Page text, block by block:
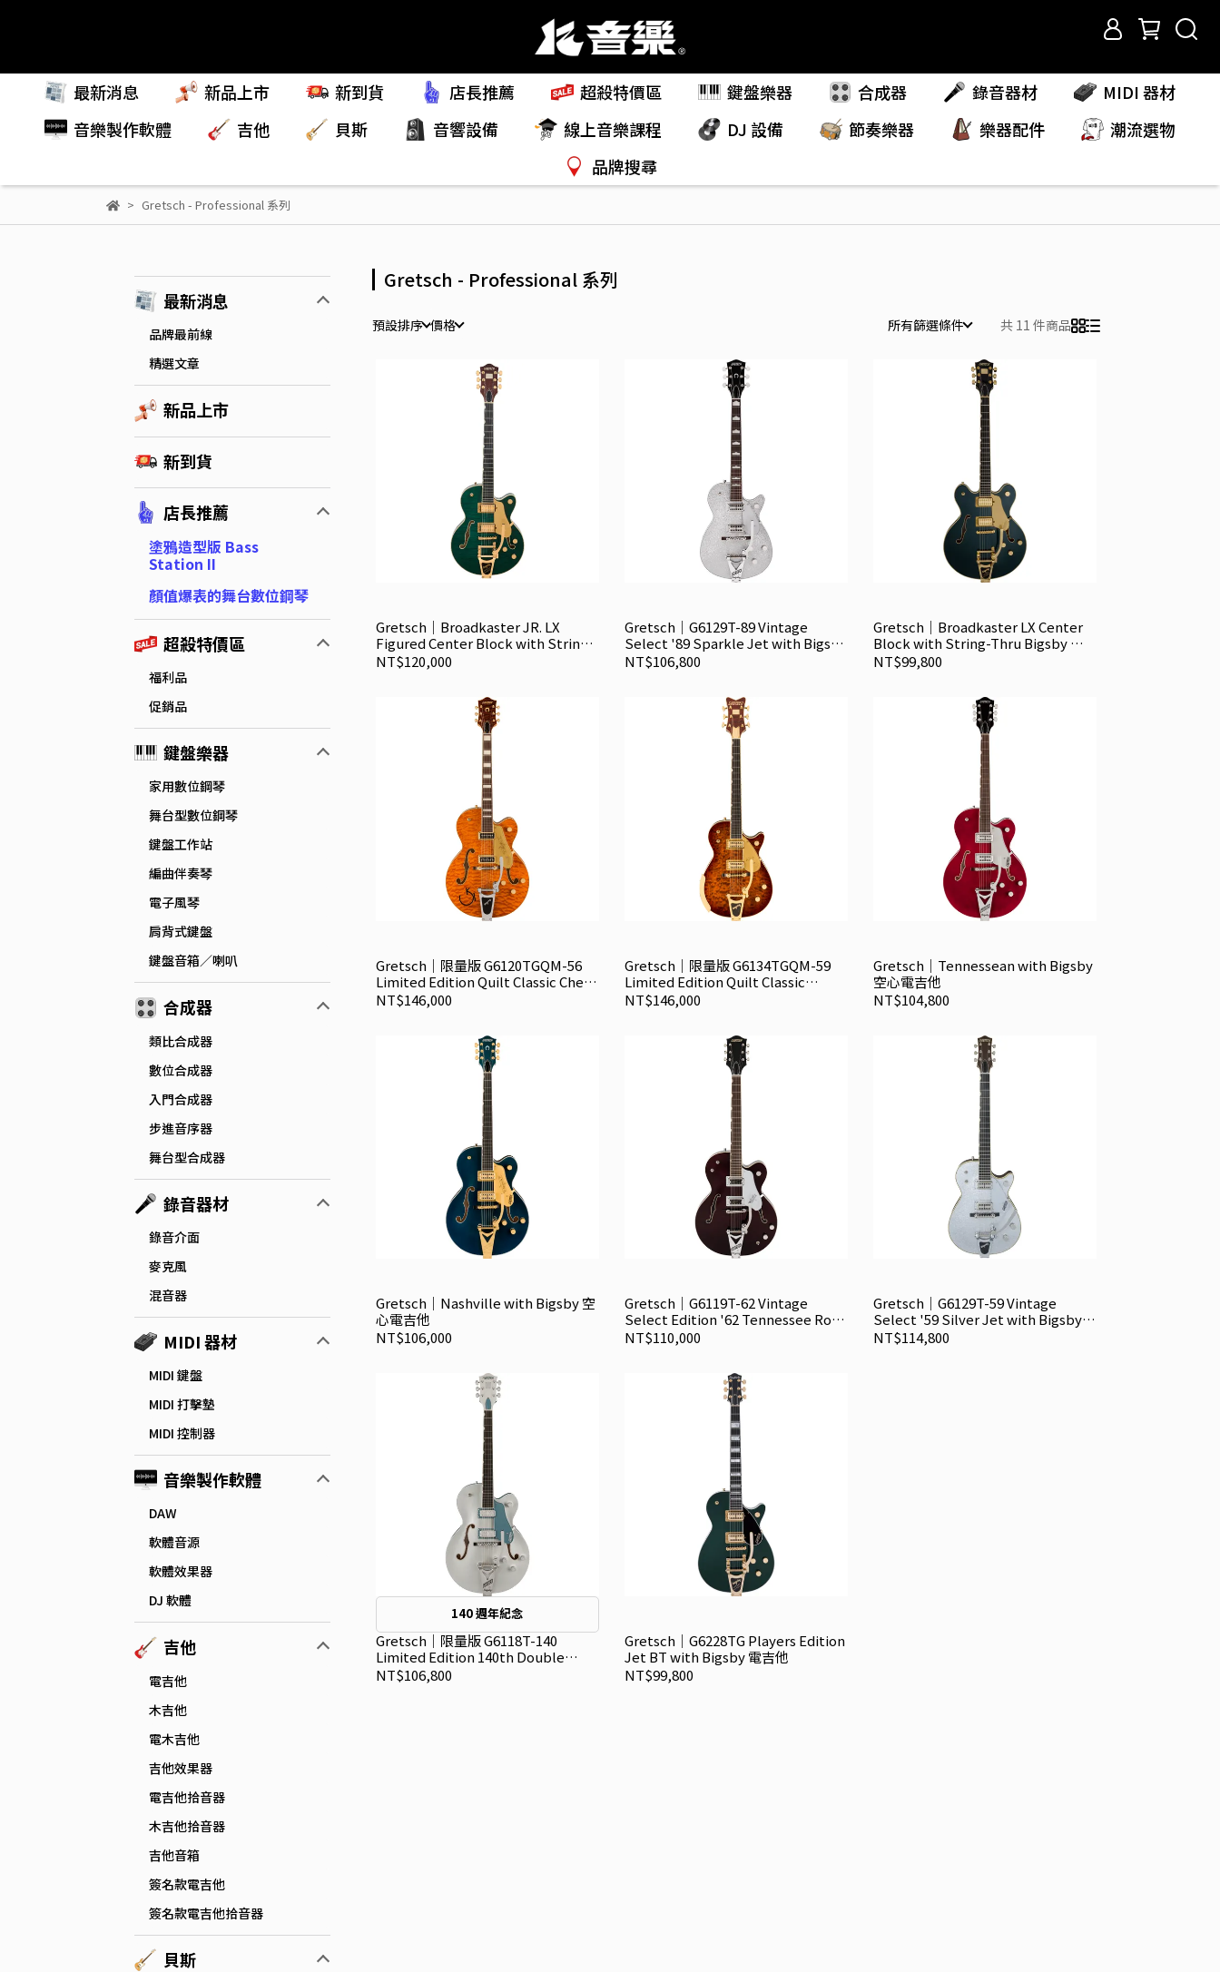
最新消息 新品上市 新到貨 店長推薦 超殺特價區 鍵盤樂器 合成器 錄音器材
MIDI 器材
音樂製作軟體
吉他 貝斯 音響設備 線上音樂課程 DJ 設備 節奏樂器 樂器配件
潮流選物
品牌搜尋
Gretsch - Professional 系列
最新消息
品牌最前線
精選文章
新品上市
新到貨
店長推薦
塗鴉造型版 Bass
Station II
顏值爆表的舞台數位鋼琴
超殺特價區
福利品
促銷品
鍵盤樂器
家用數位鋼琴
舞台型數位鋼琴
鍵盤工作站
編曲伴奏琴
電子風琴
肩背式鍵盤
鍵盤音箱／喇叭
合成器
類比合成器
數位合成器
入門合成器
步進音序器
舞台型合成器
錄音器材
錄音介面
麥克風
混音器
MIDI 器材
MIDI 鍵盤
MIDI 打擊墊
MIDI 控制器
音樂製作軟體
DAW
軟體音源
軟體效果器
DJ 軟體
吉他
電吉他
木吉他
電木吉他
吉他效果器
電吉他拾音器
木吉他拾音器
吉他音箱
簽名款電吉他
簽名款電吉他拾音器
貝斯
Gretsch - Professional 系列
預設排序 價格 所有篩選條件 共 11 件商品
Gretsch｜Broadkaster JR. LX
Figured Center Block with String-
Thru Bigsby 半空心電吉他
NT$120,000
Gretsch｜G6129T-89 Vintage
Select '89 Sparkle Jet with Bigsby
電吉他
NT$106,800
Gretsch｜Broadkaster LX Center
Block with String-Thru Bigsby 半
空心電吉他
NT$99,800
Gretsch｜限量版 G6120TGQM-56
Limited Edition Quilt Classic Chet
Atkins with Bigsby 空心電吉他
NT$146,000
Gretsch｜限量版 G6134TGQM-59
Limited Edition Quilt Classic
Penguin with Bigsby 電吉他
NT$146,000
Gretsch｜Tennessean with Bigsby
空心電吉他
NT$104,800
Gretsch｜Nashville with Bigsby 空
心電吉他
NT$106,000
Gretsch｜G6119T-62 Vintage
Select Edition '62 Tennessee Rose
with Bigsby 空心電吉他
NT$110,000
Gretsch｜G6129T-59 Vintage
Select '59 Silver Jet with Bigsby
電吉他
NT$114,800
140 週年紀念
Gretsch｜限量版 G6118T-140
Limited Edition 140th Double
Platinum Anniversary with Bigsby
空心電吉他
NT$106,800
Gretsch｜G6228TG Players Edition
Jet BT with Bigsby 電吉他
NT$99,800